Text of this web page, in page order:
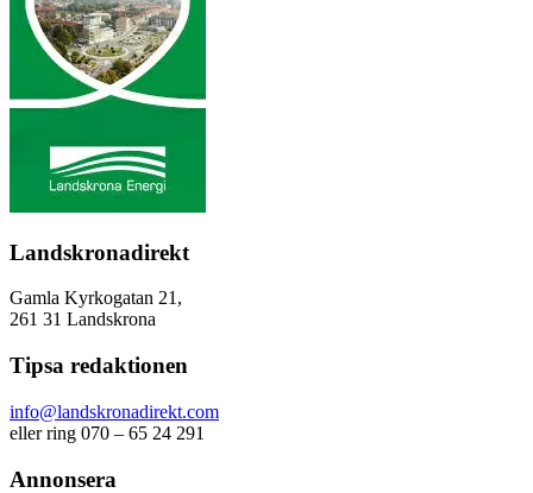
Landskronadirekt
Gamla Kyrkogatan 21,
261 31 Landskrona
Tipsa redaktionen
info@landskronadirekt.com
eller ring 070 – 65 24 291
Annonsera